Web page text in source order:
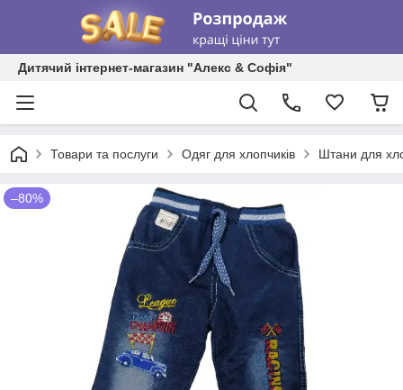
Дитячий інтернет-магазин "Алекс & Софія"
Товари та послуги Одяг для хлопчиків Штани для
–80%